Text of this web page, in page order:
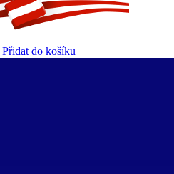
Přidat do košíku